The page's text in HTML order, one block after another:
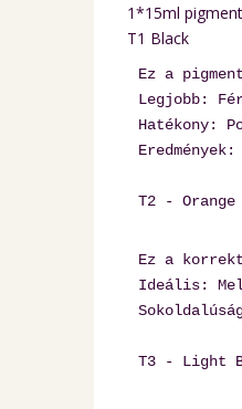
1*15ml
T1 Black
Ez a
Legjobb:
Hatékony:
T2 - Orange
Ez a
Ideális:
T3 - Light